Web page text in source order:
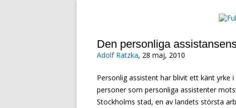
Om rätten att leva det liv du vill, oavsett
Den personliga
Adolf Ratzka, 28 maj, 2010
Personlig assistent har blivit ett känt yrke
personer som personliga assistenter
Stockholms stad, en av landets största